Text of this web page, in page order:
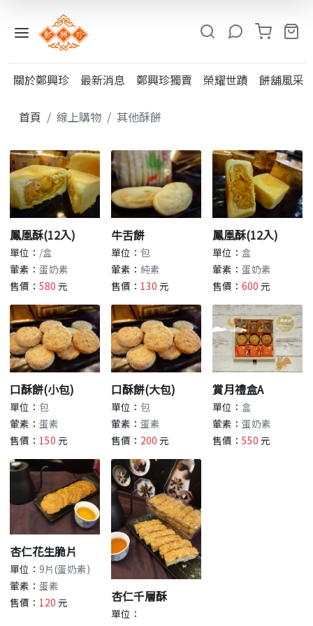
小
系
糕
類
粩
類
其
他
餅
古
早
味
食
の
記
憶
中
秋
賞
系
列
關於鄭興珍 最新消息 鄭興珍獨賣 榮耀世蹟 餅舖風采
首頁 線上購物 其他酥餅
鳳凰酥(12入)
單位： /盒
葷素：蛋奶素
售價：580 元
牛舌餅
單位：包
葷素：純素
售價： 130 元
鳳凰酥(12入)
單位：盒
葷素：蛋奶素
售價：600 元
口酥餅(小包)
單位：包
葷素：蛋素
售價： 150 元
口酥餅(大包)
單位：包
葷素：蛋素
售價： 200 元
賞月禮盒A
單位：盒
葷素：蛋奶素
售價：550 元
杏仁花生脆片
單位：9片(蛋奶素)
葷素：蛋素
售價： 120 元 杏仁千層酥
單位：